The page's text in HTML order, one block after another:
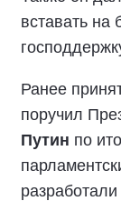
вставать на
Ранее
поручил
Путин по